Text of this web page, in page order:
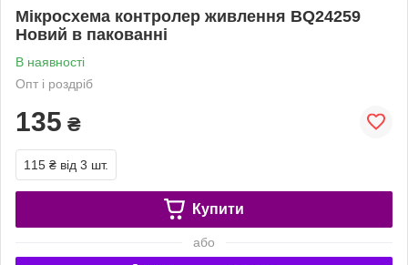
Мікросхема контролер живлення BQ24259
Новий в пакованні
В наявності
Опт і роздріб
135 ₴
115 ₴ від 3 шт.
Купити
або